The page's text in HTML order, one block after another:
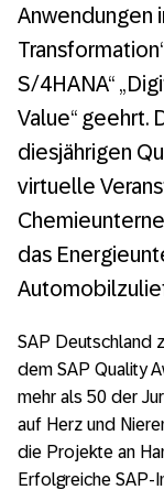
Anwendungen
S/4HANA“
Value“ geehrt.
diesjährigen
virtuelle
das
SAP Deutschland
dem SAP Quality
mehr als 50 der
auf Herz und
die Projekte an
Erfolgreiche SAP-